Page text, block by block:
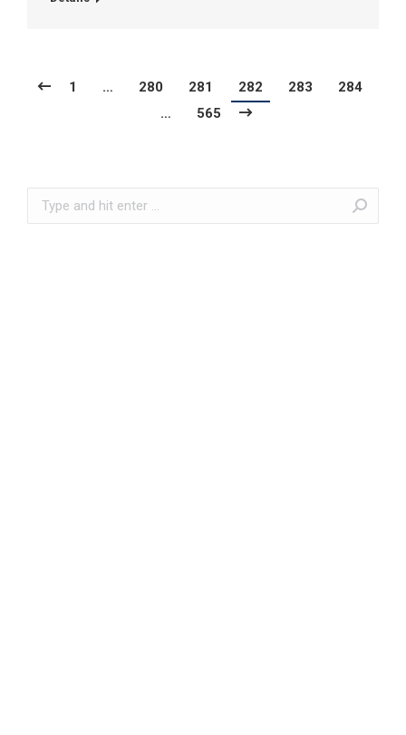
1 … 280 281 282 283
284
…
565
Search: